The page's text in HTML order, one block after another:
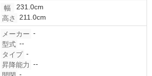
幅
231.0cm
高さ
211.0cm
メーカー -
型式 --
タイプ -
昇降能力 --
-